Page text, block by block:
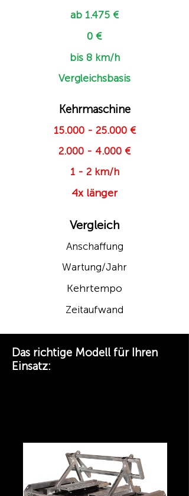
ab 1.475 €
0 €
bis 8 km/h
Vergleichsbasis
Kehrmaschine
15.000 - 25.000€
2.000 - 4.000 €
1 - 2 km/h
4x länger
Vergleich
Anschaffung
Wartung/Jahr
Kehrtempo
Zeitaufwand
Das richtige Modell für Ihren
Einsatz: